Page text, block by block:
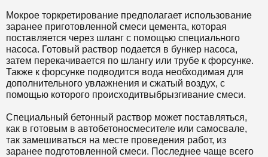
Мокрое торкретирование предполагает использование
заранее приготовленной смеси цемента, которая
поставляется через шланг с помощью специального
насоса. Готовый раствор подается в бункер насоса,
затем перекачивается по шлангу или трубе к форсунке.
Также к форсунке подводится вода необходимая для
дополнительного увлажнения и сжатый воздух, с
помощью которого происходитвыбрызгивание смеси.
Специальный бетонный раствор может поставляться,
как в готовым в автобетоносмесителе или самосвале,
так замешиваться на месте проведения работ, из
заранее подготовленной смеси. Последнее чаще всего